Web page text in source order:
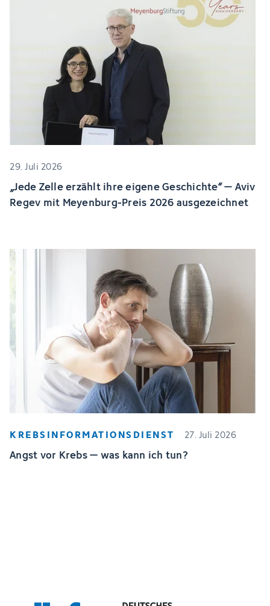
29. Juli 2026
„Jede Zelle erzählt ihre eigene Geschichte“ – Aviv
Regev mit Meyenburg-Preis 2026 ausgezeichnet
KREBSINFORMATIONSDIENST 27. Juli 2026
Angst vor Krebs – was kann ich tun?